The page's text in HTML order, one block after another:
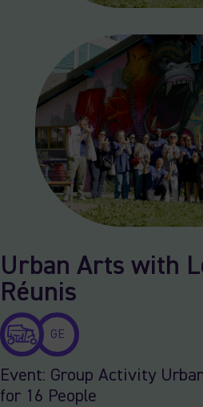
Urban Arts with
Réunis
GE
Event: Group Activity
for 16 People